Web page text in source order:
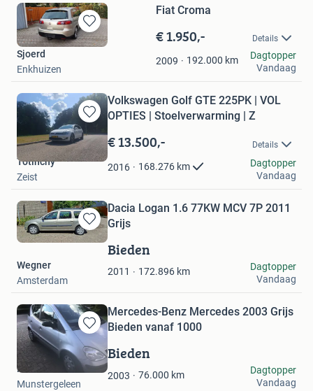
Bewaren
in
Fiat Croma
€ 1.950,- Details
2009 192.000 km
Sjoerd
Enkhuizen
Dagtopper
Vandaag
Bewaren
in
Mijn
Favorieten
Volkswagen Golf GTE 225PK | VOL
OPTIES | Stoelverwarming | Z
€ 13.500,- Details
2016 168.276 km
Totinchy
Zeist
Dagtopper
Vandaag
Bewaren
in
Favorieten
Dacia Logan 1.6 77KW MCV 7P 2011
Grijs
Bieden
2011 172.896 km
Wegner
Amsterdam
Dagtopper
Vandaag
Bewaren
in
Mijn
Favorieten
Mercedes-Benz Mercedes 2003 Grijs
Bieden vanaf 1000
Bieden
2003 76.000 km
Rob
Munstergeleen
Dagtopper
Vandaag